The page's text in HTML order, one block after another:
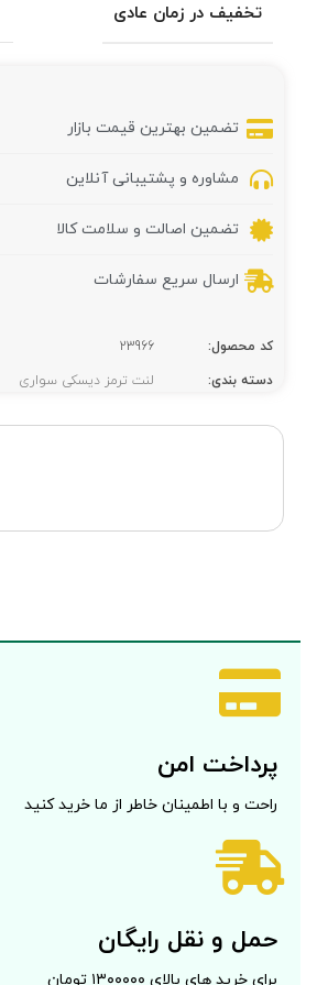
تخفیف در زمان عادی
تضمین بهترین قیمت بازار
مشاوره و پشتیبانی آنلاین
تضمین اصالت و سلامت کالا
ارسال سریع سفارشات
کد محصول:
23966
دسته بندی:
لنت ترمز دیسکی سواری
پرداخت امن
راحت و با اطمینان خاطر از ما خرید کنید
حمل و نقل رایگان
برای خرید های بالای ۱۳۰۰۰۰۰ تومان